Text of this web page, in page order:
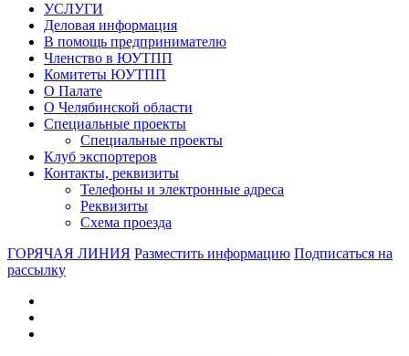
УСЛУГИ
Деловая информация
В помощь предпринимателю
Членство в ЮУТПП
Комитеты ЮУТПП
О Палате
О Челябинской области
Специальные проекты
Специальные проекты
Клуб экспортеров
Контакты, реквизиты
Телефоны и электронные адреса
Реквизиты
Схема проезда
ГОРЯЧАЯ ЛИНИЯ Разместить информацию Подписаться на
рассылку